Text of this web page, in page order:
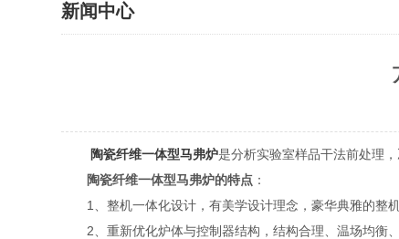
新闻中心
陶瓷纤维一体型马弗炉是分析实验室样品干法前处理
陶瓷纤维一体型马弗炉的特点 ：
1、整机一体化设计，有美学设计理念，豪华典雅的整机
2、重新优化炉体与控制器结构，结构合理、温场均衡、